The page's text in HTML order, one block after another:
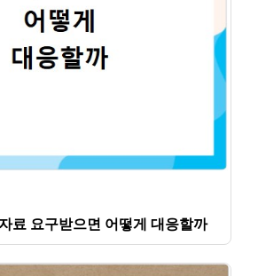
료 요구받으면 어떻게 대응할까